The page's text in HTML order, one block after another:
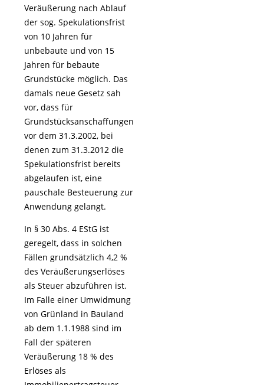
Veräußerung nach Ablauf
der sog. Spekulationsfrist
von 10 Jahren für
unbebaute und von 15
Jahren für bebaute
Grundstücke möglich. Das
damals neue Gesetz sah
vor, dass für
Grundstücksanschaffungen
vor dem 31.3.2002, bei
denen zum 31.3.2012 die
Spekulationsfrist bereits
abgelaufen ist, eine
pauschale Besteuerung zur
Anwendung gelangt.
In § 30 Abs. 4 EStG ist
geregelt, dass in solchen
Fällen grundsätzlich 4,2 %
des Veräußerungserlöses
als Steuer abzuführen ist.
Im Falle einer Umwidmung
von Grünland in Bauland
ab dem 1.1.1988 sind im
Fall der späteren
Veräußerung 18 % des
Erlöses als